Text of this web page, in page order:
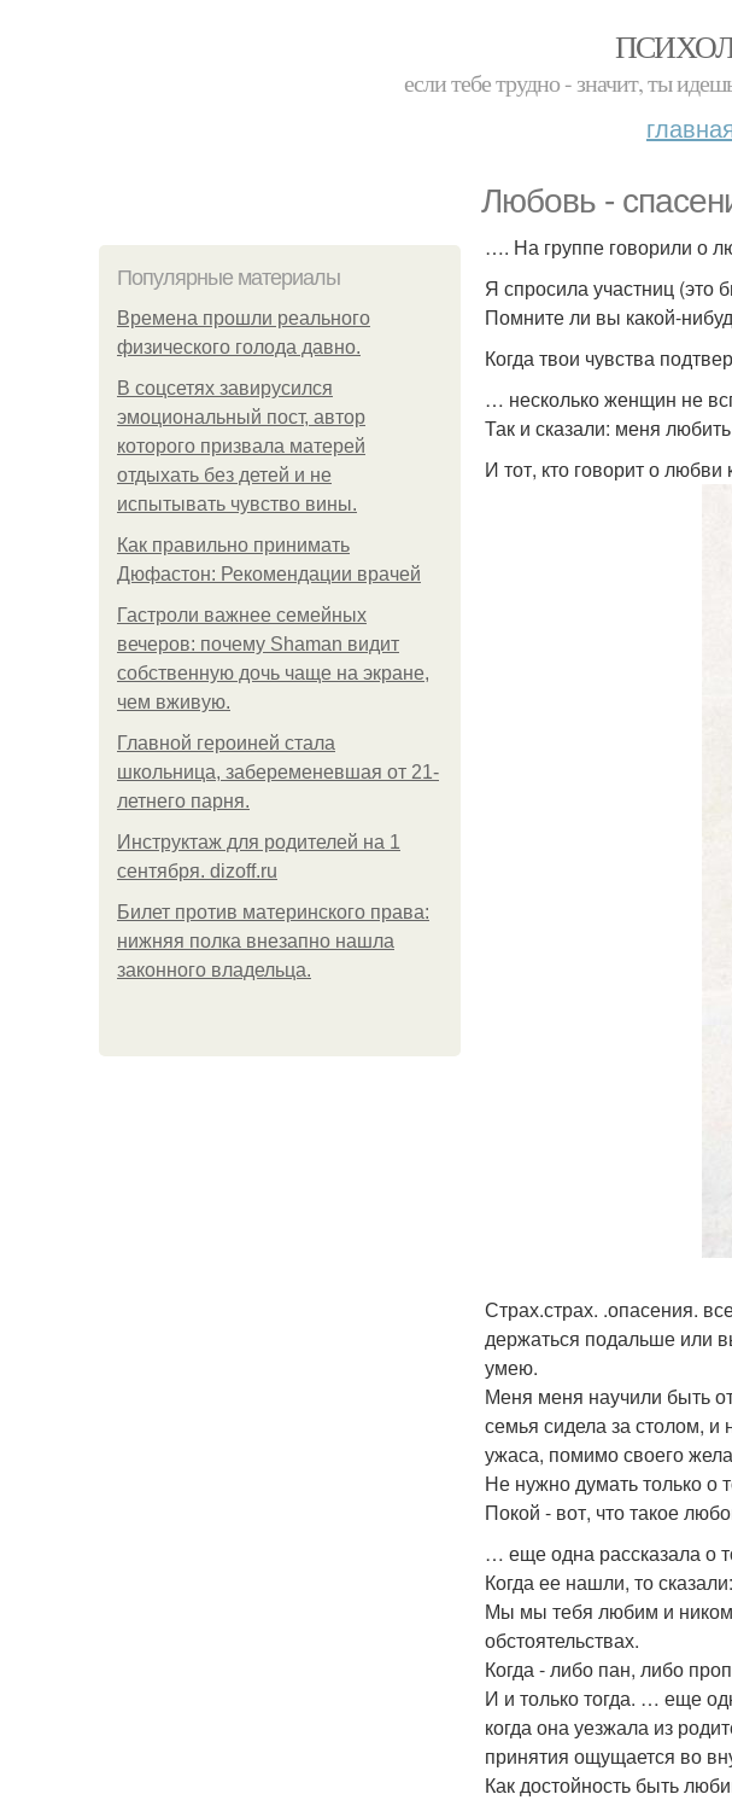
если тебе трудно - значит, ты
Любовь -
Популярные материалы
Bpeмена прошли реального
физического голода давно.
В соцсетях завирусился
эмоциональный пост, автор
которого призвала матерей
отдыхать без детей и не
испытывать чувство вины.
Как правильно принимать
Дюфастон: Рекомендации врачей
Гастроли важнее семейных
вечеров: почему Shaman видит
собственную дочь чаще на экране,
чем вживую.
Главной героиней стала
школьница, забеременевшая от 21-
летнего парня.
Инструктаж для родителей на 1
сентября. dizoff.ru
Билет против материнского права:
нижняя полка внезапно нашла
законного владельца.
…. На группе говорили о
Я спросила участниц
Помните ли вы какой-
Когда твои чувства
… несколько женщин не
Так и сказали: меня
И тот, кто говорит о
Страх.страх. .опасения.
держаться подальше или
умею.
Меня меня научили быть
семья сидела за столом, и
ужаса, помимо своего
Не нужно думать только о
Покой - вот, что такое
… еще одна рассказала о
Когда ее нашли, то сказали:
Мы мы тебя любим и
обстоятельствах.
Когда - либо пан, либо
И и только тогда. … еще
когда она уезжала из
принятия ощущается во
Как достойность быть